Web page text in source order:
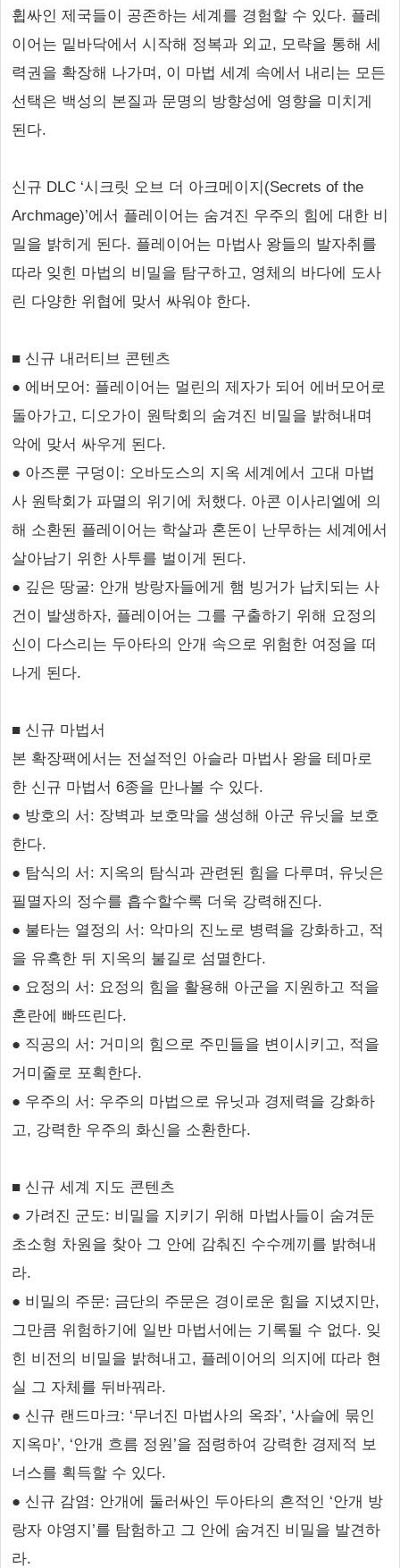
휩싸인 제국들이 공존하는 세계를 경험할 수 있다. 플레
이어는 밑바닥에서 시작해 정복과 외교, 모략을 통해 세
력권을 확장해 나가며, 이 마법 세계 속에서 내리는 모든
선택은 백성의 본질과 문명의 방향성에 영향을 미치게
된다.
신규 DLC ‘시크릿 오브 더 아크메이지(Secrets of the
Archmage)’에서 플레이어는 숨겨진 우주의 힘에 대한 비
밀을 밝히게 된다. 플레이어는 마법사 왕들의 발자취를
따라 잊힌 마법의 비밀을 탐구하고, 영체의 바다에 도사
린 다양한 위협에 맞서 싸워야 한다.
■ 신규 내러티브 콘텐츠
● 에버모어: 플레이어는 멀린의 제자가 되어 에버모어로
돌아가고, 디오가이 원탁회의 숨겨진 비밀을 밝혀내며
악에 맞서 싸우게 된다.
● 아즈룬 구덩이: 오바도스의 지옥 세계에서 고대 마법
사 원탁회가 파멸의 위기에 처했다. 아콘 이사리엘에 의
해 소환된 플레이어는 학살과 혼돈이 난무하는 세계에서
살아남기 위한 사투를 벌이게 된다.
● 깊은 땅굴: 안개 방랑자들에게 햄 빙거가 납치되는 사
건이 발생하자, 플레이어는 그를 구출하기 위해 요정의
신이 다스리는 두아타의 안개 속으로 위험한 여정을 떠
나게 된다.
■ 신규 마법서
본 확장팩에서는 전설적인 아슬라 마법사 왕을 테마로
한 신규 마법서 6종을 만나볼 수 있다.
● 방호의 서: 장벽과 보호막을 생성해 아군 유닛을 보호
한다.
● 탐식의 서: 지옥의 탐식과 관련된 힘을 다루며, 유닛은
필멸자의 정수를 흡수할수록 더욱 강력해진다.
● 불타는 열정의 서: 악마의 진노로 병력을 강화하고, 적
을 유혹한 뒤 지옥의 불길로 섬멸한다.
● 요정의 서: 요정의 힘을 활용해 아군을 지원하고 적을
혼란에 빠뜨린다.
● 직공의 서: 거미의 힘으로 주민들을 변이시키고, 적을
거미줄로 포획한다.
● 우주의 서: 우주의 마법으로 유닛과 경제력을 강화하
고, 강력한 우주의 화신을 소환한다.
■ 신규 세계 지도 콘텐츠
● 가려진 군도: 비밀을 지키기 위해 마법사들이 숨겨둔
초소형 차원을 찾아 그 안에 감춰진 수수께끼를 밝혀내
라.
● 비밀의 주문: 금단의 주문은 경이로운 힘을 지녔지만,
그만큼 위험하기에 일반 마법서에는 기록될 수 없다. 잊
힌 비전의 비밀을 밝혀내고, 플레이어의 의지에 따라 현
실 그 자체를 뒤바꿔라.
● 신규 랜드마크: ‘무너진 마법사의 옥좌’, ‘사슬에 묶인
지옥마’, ‘안개 흐름 정원’을 점령하여 강력한 경제적 보
너스를 획득할 수 있다.
● 신규 감염: 안개에 둘러싸인 두아타의 흔적인 ‘안개 방
랑자 야영지’를 탐험하고 그 안에 숨겨진 비밀을 발견하
라.